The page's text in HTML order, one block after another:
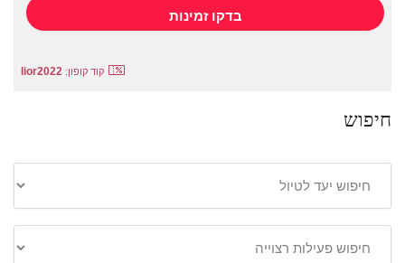
קוד קופון: lior2022
חיפוש